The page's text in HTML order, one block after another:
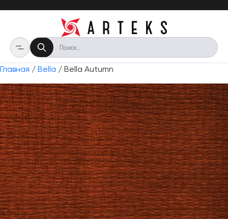
Главная / Bella / Bella Autumn